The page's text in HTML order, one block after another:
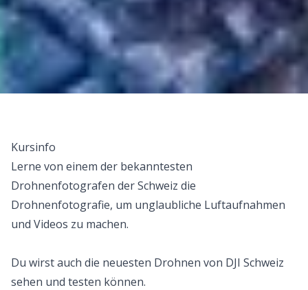
Kursinfo
Lerne von einem der bekanntesten
Drohnenfotografen der Schweiz die
Drohnenfotografie, um unglaubliche Luftaufnahmen
und Videos zu machen.
Du wirst auch die neuesten Drohnen von DJI Schweiz
sehen und testen können.